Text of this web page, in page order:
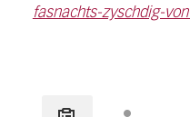
fasnachts-zyschdig-